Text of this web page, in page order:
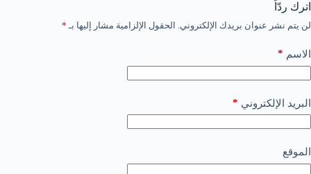
اترك ردّاً
لن يتم نشر عنوان بريدك الإلكتروني. الحقول الإلزامية مشار إليها بـ *
الاسم *
البريد الإلكتروني *
الموقع